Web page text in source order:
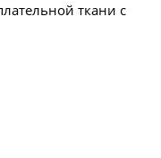
ткани с